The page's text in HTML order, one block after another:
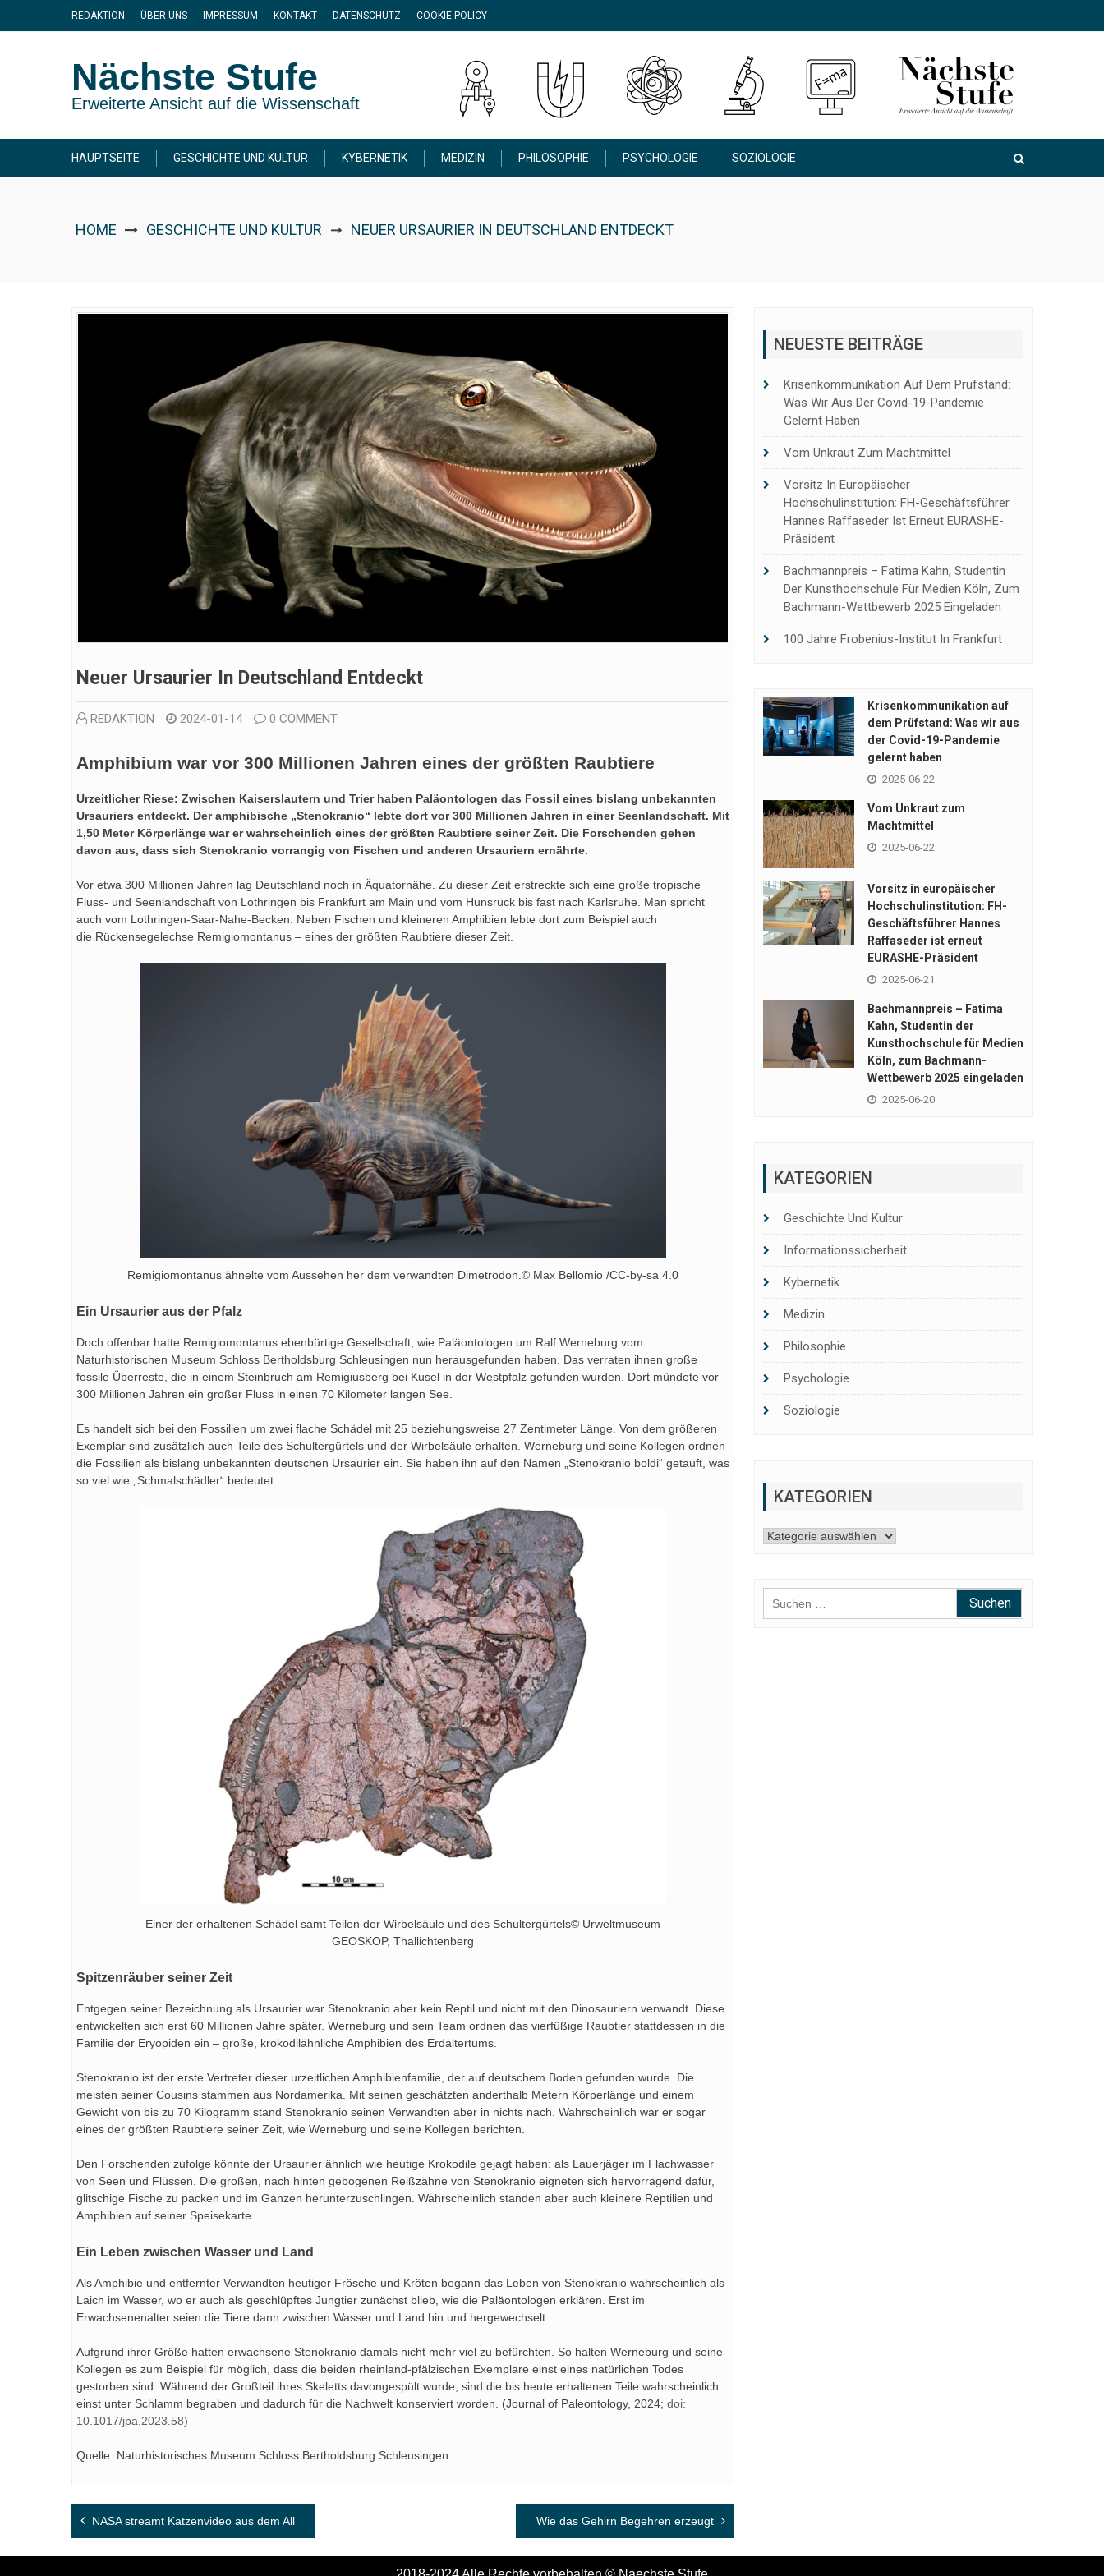
REDAKTION ÜBER UNS IMPRESSUM KONTAKT DATENSCHUTZ COOKIE POLICY
Nächste Stufe
Erweiterte Ansicht auf die Wissenschaft
HAUPTSEITE GESCHICHTE UND KULTUR KYBERNETIK MEDIZIN PHILOSOPHIE PSYCHOLOGIE SOZIOLOGIE
HOME GESCHICHTE UND KULTUR ➞ NEUER URSAURIER IN DEUTSCHLAND ENTDECKT
Neuer Ursaurier In Deutschland Entdeckt
REDAKTION 2024-01-14 0 COMMENT
Amphibium war vor 300 Millionen Jahren eines der größten Raubtiere
Urzeitlicher Riese: Zwischen Kaiserslautern und Trier haben Paläontologen das Fossil eines bislang unbekannten
Ursauriers entdeckt. Der amphibische „Stenokranio“ lebte dort vor 300 Millionen Jahren in einer Seenlandschaft. Mit
1,50 Meter Körperlänge war er wahrscheinlich eines der größten Raubtiere seiner Zeit. Die Forschenden gehen
davon aus, dass sich Stenokranio vorrangig von Fischen und anderen Ursauriern ernährte.
Vor etwa 300 Millionen Jahren lag Deutschland noch in Äquatornähe. Zu dieser Zeit erstreckte sich eine große tropische
Fluss- und Seenlandschaft von Lothringen bis Frankfurt am Main und vom Hunsrück bis fast nach Karlsruhe. Man spricht
auch vom Lothringen-Saar-Nahe-Becken. Neben Fischen und kleineren Amphibien lebte dort zum Beispiel auch
die Rückensegelechse Remigiomontanus – eines der größten Raubtiere dieser Zeit.
Remigiomontanus ähnelte vom Aussehen her dem verwandten Dimetrodon.© Max Bellomio /CC-by-sa 4.0
Ein Ursaurier aus der Pfalz
Doch offenbar hatte Remigiomontanus ebenbürtige Gesellschaft, wie Paläontologen um Ralf Werneburg vom
Naturhistorischen Museum Schloss Bertholdsburg Schleusingen nun herausgefunden haben. Das verraten ihnen große
fossile Überreste, die in einem Steinbruch am Remigiusberg bei Kusel in der Westpfalz gefunden wurden. Dort mündete vor
300 Millionen Jahren ein großer Fluss in einen 70 Kilometer langen See.
Es handelt sich bei den Fossilien um zwei flache Schädel mit 25 beziehungsweise 27 Zentimeter Länge. Von dem größeren
Exemplar sind zusätzlich auch Teile des Schultergürtels und der Wirbelsäule erhalten. Werneburg und seine Kollegen ordnen
die Fossilien als bislang unbekannten deutschen Ursaurier ein. Sie haben ihn auf den Namen „Stenokranio boldi“ getauft, was
so viel wie „Schmalschädler“ bedeutet.
Einer der erhaltenen Schädel samt Teilen der Wirbelsäule und des Schultergürtels© Urweltmuseum
GEOSKOP, Thallichtenberg
Spitzenräuber seiner Zeit
Entgegen seiner Bezeichnung als Ursaurier war Stenokranio aber kein Reptil und nicht mit den Dinosauriern verwandt. Diese
entwickelten sich erst 60 Millionen Jahre später. Werneburg und sein Team ordnen das vierfüßige Raubtier stattdessen in die
Familie der Eryopiden ein – große, krokodilähnliche Amphibien des Erdaltertums.
Stenokranio ist der erste Vertreter dieser urzeitlichen Amphibienfamilie, der auf deutschem Boden gefunden wurde. Die
meisten seiner Cousins stammen aus Nordamerika. Mit seinen geschätzten anderthalb Metern Körperlänge und einem
Gewicht von bis zu 70 Kilogramm stand Stenokranio seinen Verwandten aber in nichts nach. Wahrscheinlich war er sogar
eines der größten Raubtiere seiner Zeit, wie Werneburg und seine Kollegen berichten.
Den Forschenden zufolge könnte der Ursaurier ähnlich wie heutige Krokodile gejagt haben: als Lauerjäger im Flachwasser
von Seen und Flüssen. Die großen, nach hinten gebogenen Reißzähne von Stenokranio eigneten sich hervorragend dafür,
glitschige Fische zu packen und im Ganzen herunterzuschlingen. Wahrscheinlich standen aber auch kleinere Reptilien und
Amphibien auf seiner Speisekarte.
Ein Leben zwischen Wasser und Land
Als Amphibie und entfernter Verwandten heutiger Frösche und Kröten begann das Leben von Stenokranio wahrscheinlich als
Laich im Wasser, wo er auch als geschlüpftes Jungtier zunächst blieb, wie die Paläontologen erklären. Erst im
Erwachsenenalter seien die Tiere dann zwischen Wasser und Land hin und hergewechselt.
Aufgrund ihrer Größe hatten erwachsene Stenokranio damals nicht mehr viel zu befürchten. So halten Werneburg und seine
Kollegen es zum Beispiel für möglich, dass die beiden rheinland-pfälzischen Exemplare einst eines natürlichen Todes
gestorben sind. Während der Großteil ihres Skeletts davongespült wurde, sind die bis heute erhaltenen Teile wahrscheinlich
einst unter Schlamm begraben und dadurch für die Nachwelt konserviert worden. (Journal of Paleontology, 2024; doi:
10.1017/jpa.2023.58)
Quelle: Naturhistorisches Museum Schloss Bertholdsburg Schleusingen
Beitragsnavigation
NASA streamt Katzenvideo aus dem All Wie das Gehirn Begehren erzeugt
NEUESTE BEITRÄGE
Krisenkommunikation Auf Dem Prüfstand:
Was Wir Aus Der Covid-19-Pandemie
Gelernt Haben
Vom Unkraut Zum Machtmittel
Vorsitz In Europäischer
Hochschulinstitution: FH-Geschäftsführer
Hannes Raffaseder Ist Erneut EURASHE-
Präsident
Bachmannpreis – Fatima Kahn, Studentin
Der Kunsthochschule Für Medien Köln, Zum
Bachmann-Wettbewerb 2025 Eingeladen
100 Jahre Frobenius-Institut In Frankfurt
Krisenkommunikation auf
dem Prüfstand: Was wir aus
der Covid-19-Pandemie
gelernt haben
2025-06-22
Vom Unkraut zum
Machtmittel
2025-06-22
Vorsitz in europäischer
Hochschulinstitution: FH-
Geschäftsführer Hannes
Raffaseder ist erneut
EURASHE-Präsident
2025-06-21
Bachmannpreis – Fatima
Kahn, Studentin der
Kunsthochschule für Medien
Köln, zum Bachmann-
Wettbewerb 2025 eingeladen
2025-06-20
KATEGORIEN
Geschichte Und Kultur
Informationssicherheit
Kybernetik
Medizin
Philosophie
Psychologie
Soziologie
KATEGORIEN
Kategorien